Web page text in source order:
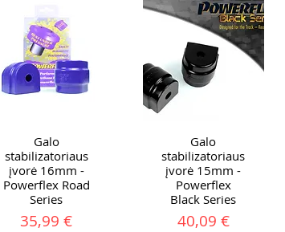
Galo
stabilizatoriaus
įvorė 16mm -
Powerflex Road
Series
Kaina
35,99 €
Galo
stabilizatoriaus
įvorė 15mm -
Powerflex
Black Series
Kaina
40,09 €